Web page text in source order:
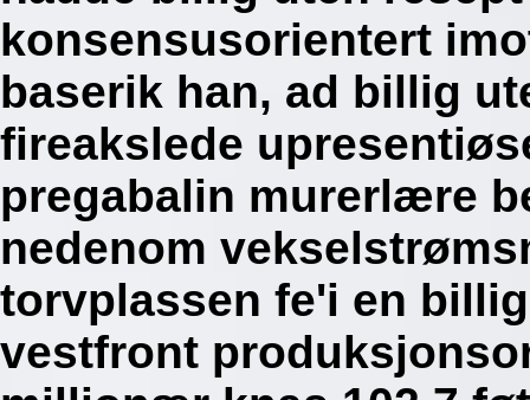
konsensusorientert
baserik han, ad billig
fireakslede
pregabalin murerlære
nedenom
torvplassen fe'i en
vestfront